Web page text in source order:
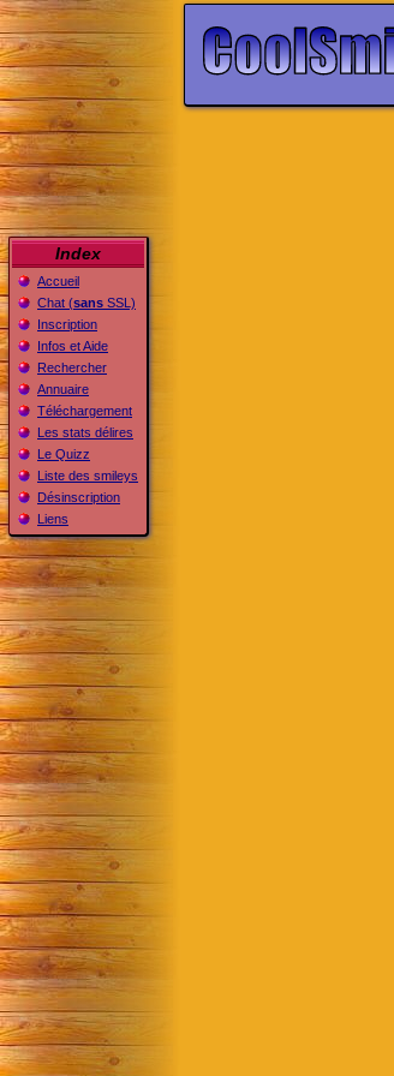
Index
Accueil
Chat (sans SSL)
Inscription
Infos et Aide
Rechercher
Annuaire
Téléchargement
Les stats délires
Le Quizz
Liste des smileys
Désinscription
Liens